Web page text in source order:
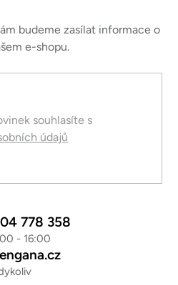
budeme zasílat informace o
e-shopu.
souhlasíte s
údajů
778 358
- 16:00